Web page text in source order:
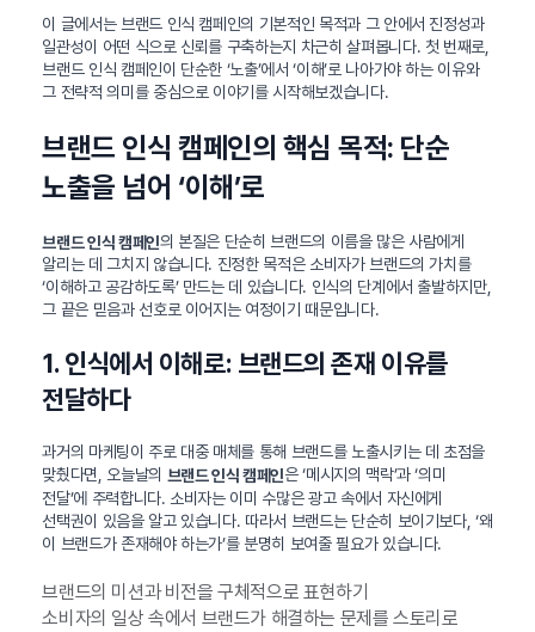
이 글에서는 브랜드 인식 캠페인의 기본적인 목적과 그 안에서 진정성과
일관성이 어떤 식으로 신뢰를 구축하는지 차근히 살펴봅니다. 첫 번째로,
브랜드 인식 캠페인이 단순한 ‘노출’에서 ‘이해’로 나아가야 하는 이유와
그 전략적 의미를 중심으로 이야기를 시작해보겠습니다.
브랜드 인식 캠페인의 핵심 목적: 단순
노출을 넘어 ‘이해’로
브랜드 인식 캠페인의 본질은 단순히 브랜드의 이름을 많은 사람에게
알리는 데 그치지 않습니다. 진정한 목적은 소비자가 브랜드의 가치를
‘이해하고 공감하도록’ 만드는 데 있습니다. 인식의 단계에서 출발하지만,
그 끝은 믿음과 선호로 이어지는 여정이기 때문입니다.
1. 인식에서 이해로: 브랜드의 존재 이유를
전달하다
과거의 마케팅이 주로 대중 매체를 통해 브랜드를 노출시키는 데 초점을
맞췄다면, 오늘날의 브랜드 인식 캠페인은 ‘메시지의 맥락’과 ‘의미
전달’에 주력합니다. 소비자는 이미 수많은 광고 속에서 자신에게
선택권이 있음을 알고 있습니다. 따라서 브랜드는 단순히 보이기보다, ‘왜
이 브랜드가 존재해야 하는가’를 분명히 보여줄 필요가 있습니다.
브랜드의 미션과 비전을 구체적으로 표현하기
소비자의 일상 속에서 브랜드가 해결하는 문제를 스토리로